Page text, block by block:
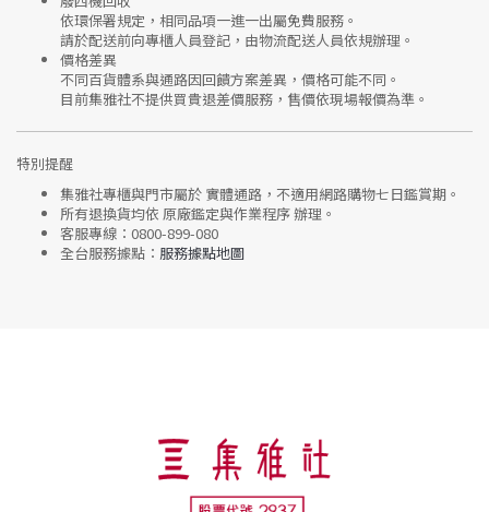
依環保署規定，相同品項一進一出屬免費服務。
請於配送前向專櫃人員登記，由物流配送人員依規辦理。
價格差異
不同百貨體系與通路因回饋方案差異，價格可能不同。
目前集雅社不提供買貴退差價服務 ，售價依現場報價為準。
特別提醒
集雅社專櫃與門市屬於 實體通路，不適用網路購物七日鑑賞期 。
所有退換貨均依 原廠鑑定與作業程序辦理。
客服專線： 0800-899-080
全台服務據點： 服務據點地圖